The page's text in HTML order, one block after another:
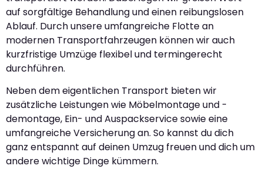
auf sorgfältige Behandlung und einen reibungslosen
Ablauf. Durch unsere umfangreiche Flotte an
modernen Transportfahrzeugen können wir auch
kurzfristige Umzüge flexibel und termingerecht
durchführen.
Neben dem eigentlichen Transport bieten wir
zusätzliche Leistungen wie Möbelmontage und -
demontage, Ein- und Auspackservice sowie eine
umfangreiche Versicherung an. So kannst du dich
ganz entspannt auf deinen Umzug freuen und dich um
andere wichtige Dinge kümmern.